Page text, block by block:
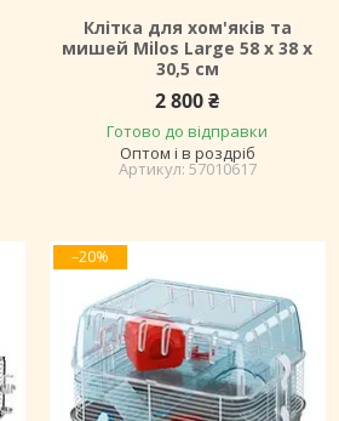
Клітка для хом'яків та
мишей Milos Large 58 x 38 x
30,5 см
2 800 ₴
Готово до відправки
Оптом і в роздріб
57010617
–20%